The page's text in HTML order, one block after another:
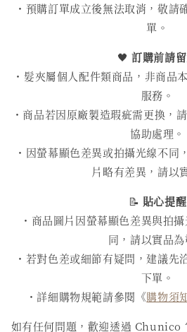
・預購訂單成立後無法取消，敬請
單。
🖤訂購前請
・髮夾屬個人配件類商品，非商品
服務。
・商品若因原廠製造瑕疵需更換，
協助處理。
・因螢幕顯色差異或拍攝光線不同
片略有差異，請以
📝 貼心提醒
・商品圖片因螢幕顯色差異與拍
同，請以實品為
・若對色差或細節有疑問，建議先
下單。
・詳細購物規範請參閱《購物須
如有任何問題，歡迎透過 Chunico